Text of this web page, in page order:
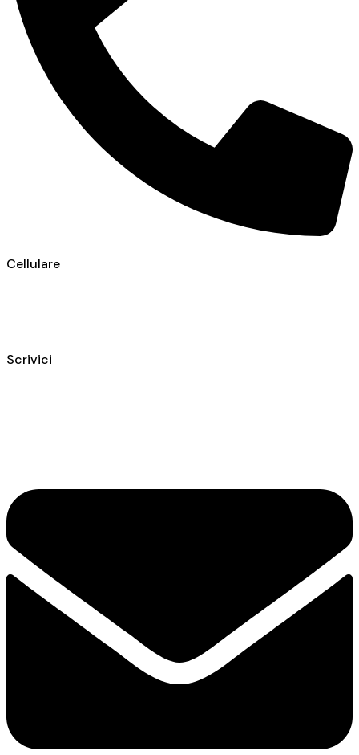
Cellulare
Scrivici